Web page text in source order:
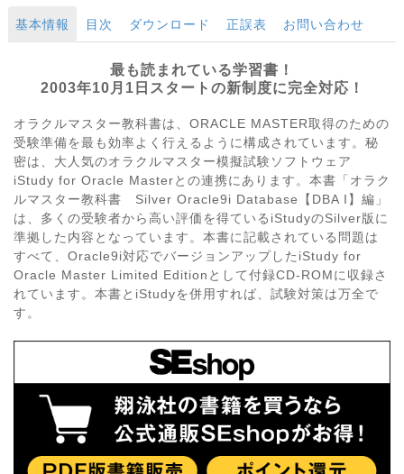
基本情報 目次 ダウンロード 正誤表 お問い合わせ
最も読まれている学習書！
2003年10月1日スタートの新制度に完全対応！
オラクルマスター教科書は、ORACLE MASTER取得のための
受験準備を最も効率よく行えるように構成されています。秘
密は、大人気のオラクルマスター模擬試験ソフトウェア
iStudy for Oracle Masterとの連携にあります。本書「オラク
ルマスター教科書 Silver Oracle9i Database【DBA I】編」
は、多くの受験者から高い評価を得ているiStudyのSilver版に
準拠した内容となっています。本書に記載されている問題は
すべて、Oracle9i対応でバージョンアップしたiStudy for
Oracle Master Limited Editionとして付録CD-ROMに収録さ
れています。本書とiStudyを併用すれば、試験対策は万全で
す。